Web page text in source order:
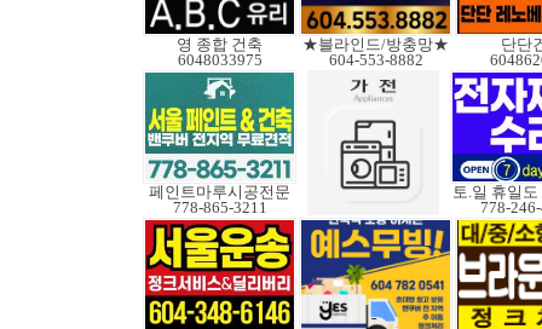
영 종합 건축
6048033975
★블라인드/방충망★
604-553-8882
단단
페인트마루시공전문
778-865-3211
778-